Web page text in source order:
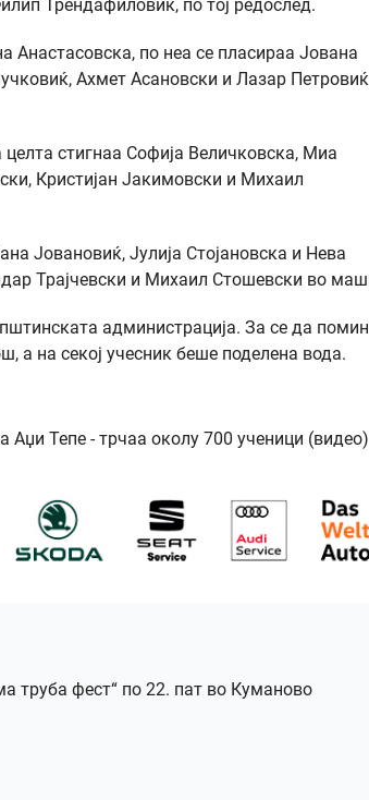
Трендафиловиќ, по тој редослед.
Анастасовска, по неа се пласираа Јована
Ахмет Асановски и Лазар Петровиќ
стигнаа Софија Величковска, Миа
Кристијан Јакимовски и Михаил
Јовановиќ, Јулија Стојановска и Нева
Трајчевски и Михаил Стошевски во
администрација. За се да
а на секој учесник беше поделена вода.